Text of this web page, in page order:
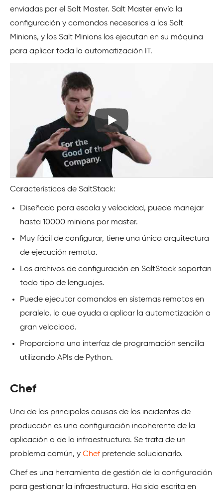
enviadas por el Salt Master. Salt Master envía la
configuración y comandos necesarios a los Salt
Minions, y los Salt Minions los ejecutan en su máquina
para aplicar toda la automatización IT.
Características de SaltStack:
Diseñado para escala y velocidad, puede manejar
hasta 10000 minions por master.
Muy fácil de configurar, tiene una única arquitectura
de ejecución remota.
Los archivos de configuración en SaltStack soportan
todo tipo de lenguajes.
Puede ejecutar comandos en sistemas remotos en
paralelo, lo que ayuda a aplicar la automatización a
gran velocidad.
Proporciona una interfaz de programación sencilla
utilizando APIs de Python.
Chef
Una de las principales causas de los incidentes de
producción es una configuración incoherente de la
aplicación o de la infraestructura. Se trata de un
problema común, y Chefpretende solucionarlo.
Chef es una herramienta de gestión de la configuración
para gestionar la infraestructura. Ha sido escrita en